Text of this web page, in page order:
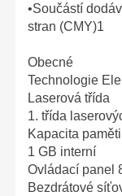
•Součástí
stran (CMY)1
Obecné
Technologie
Laserová třída
1. třída
Kapacita paměti
1 GB interní
Ovládací panel
Bezdrátové